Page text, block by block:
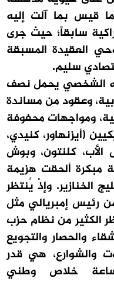
قيس بما آلت إليه
سابقاً؛ حيث جرى
العقيدة المسبقة
سليم.
الشخصي يحمل نصف
وعقود من مساندة
ومواجهات محفوفة
(أيزنهاور، كنيدي،
كلنتون، وبوش
مبكرة ألحقت هزيمة
الخنازير. وإذْ يُنتظر
رئيس إمبريالي مثل
الكثير من نظام حزب
والحصار والتجويع
والشوارع، هي قدر
خلاص وطني